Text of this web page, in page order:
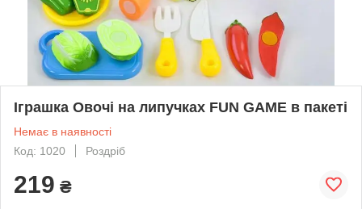
Іграшка Овочі на липучках FUN GAME в пакеті
Немає в наявності
Код: 1020
Роздріб
219 ₴